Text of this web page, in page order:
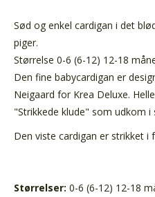
Sød og enkel cardigan i det
piger.
Størrelse 0-6 (6-12) 12-18
Den fine babycardigan er
Neigaard for Krea Deluxe.
"Strikkede klude" som udkom i
Den viste cardigan er strikket i
Størrelser: 0-6 (6-12) 12-18